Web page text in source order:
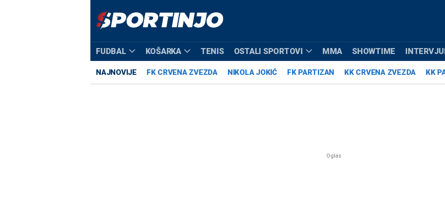
FUDBAL KOŠARKA TENIS OSTALI SPORTOVI MMA SHOWTIME
NAJNOVIJE FK CRVENA ZVEZDA NIKOLA JOKIĆ FK PARTIZAN KK CRVENA ZVEZDA KK